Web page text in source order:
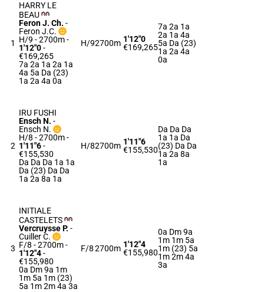
1
HARRY LE
BEAU
Feron J. Ch. -
Feron J.C.
H/9 - 2700m-
1'12"0-
€169,265
7a 2a 1a 2a 1a
4a 5a Da (23)
1a 2a 4a 0a
H/92700m 1'12"0
€169,265
7a 2a 1a
2a 1a 4a
5a Da (23)
1a 2a 4a
0a
2
IRU FUSHI
Ensch N. -
Ensch N.
H/8 - 2700m-
1'11"6-
€155,530
Da Da Da 1a 1a
Da (23) Da Da
1a 2a 8a 1a
H/82700m 1'11"6
€155,530
Da Da Da
1a 1a Da
(23) Da Da
1a 2a 8a
1a
3
INITIALE
CASTELETS
Vercruysse P. -
Cuiller C.
F/8 - 2700m-
1'12"4-
€155,980
0a Dm 9a 1m
1m 5a 1m (23)
5a 1m 2m 4a 3a
F/82700m 1'12"4
€155,980
0a Dm 9a
1m 1m 5a
1m (23) 5a
1m 2m 4a
3a